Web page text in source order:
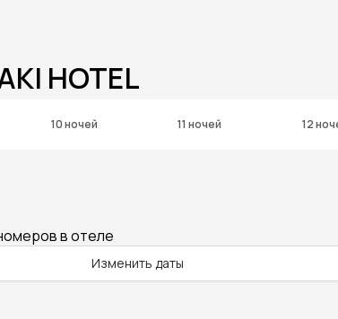
HOTEL
10 ночей 11 ночей 12
в отеле
Изменить даты